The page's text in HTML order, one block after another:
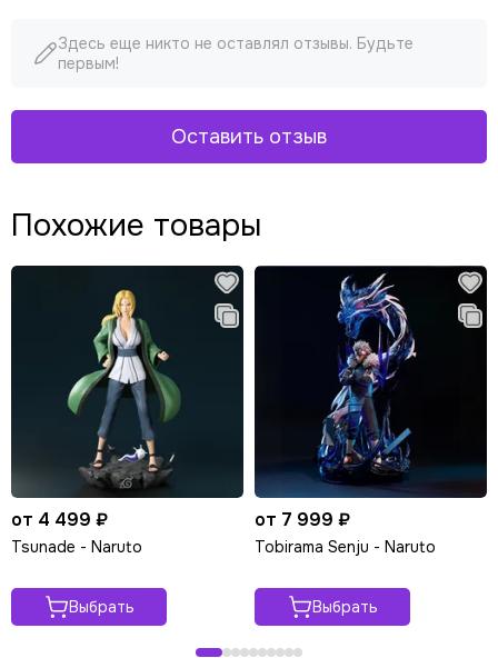
Здесь еще никто не оставлял отзывы. Будьте
первым!
Оставить отзыв
Похожие товары
от 4 499 ₽
Tsunade - Naruto
Выбрать
от 7 999 ₽
Tobirama Senju - Naruto
Выбрать